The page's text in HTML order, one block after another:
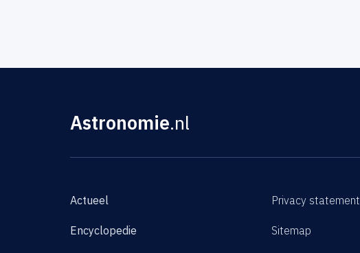
Astronomie.nl
Actueel
Encyclopedie
Privacy statement
Sitemap